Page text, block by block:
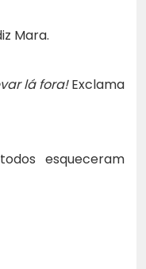
Mara.
lá fora!Exclama
esqueceram